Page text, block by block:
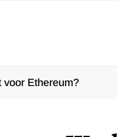
voor Ethereum?